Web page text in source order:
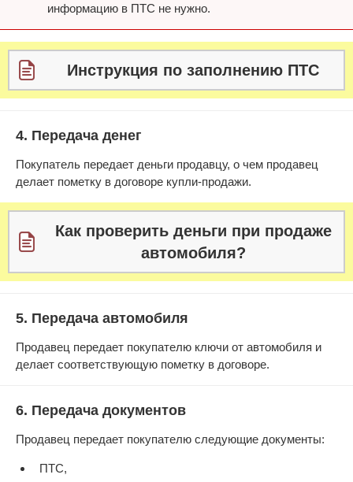
информацию в ПТС не нужно.
Инструкция по заполнению ПТС
4. Передача денег
Покупатель передает деньги продавцу, о чем продавец
делает пометку в договоре купли-продажи.
Как проверить деньги при продаже
автомобиля?
5. Передача автомобиля
Продавец передает покупателю ключи от автомобиля и
делает соответствующую пометку в договоре.
6. Передача документов
Продавец передает покупателю следующие документы:
ПТС,